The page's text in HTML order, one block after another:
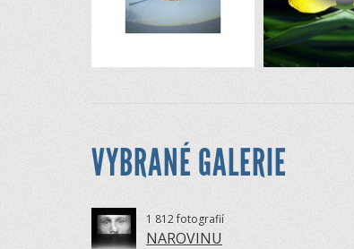
VYBRANÉ GALERIE
1 812 fotografií
NAROVINU